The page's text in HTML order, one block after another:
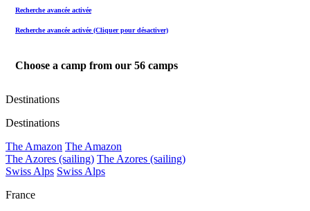
Recherche avancée activée
Recherche avancée activée (Cliquer pour désactiver)
Choose a camp from our 56 camps
Destinations
Destinations
The Amazon The Amazon
The Azores (sailing) The Azores (sailing)
Swiss Alps Swiss Alps
France